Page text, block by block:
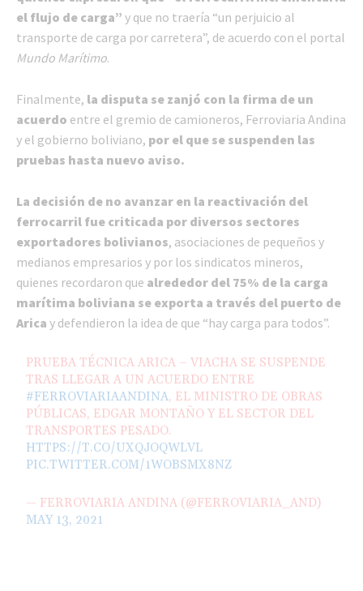
el flujo de carga” y que no traería “un perjuicio al
transporte de carga por carretera”, de acuerdo con el portal
Mundo Marítimo.
Finalmente, la disputa se zanjó con la firma de un
acuerdo entre el gremio de camioneros, Ferroviaria Andina
y el gobierno boliviano, por el que se suspenden las
pruebas hasta nuevo aviso.
La decisión de no avanzar en la reactivación del
ferrocarril fue criticada por diversos sectores
exportadores bolivianos, asociaciones de pequeños y
medianos empresarios y por los sindicatos mineros,
quienes recordaron que alrededor del 75% de la carga
marítima boliviana se exporta a través del puerto de
Arica y defendieron la idea de que “hay carga para todos”.
PRUEBA TÉCNICA ARICA – VIACHA SE SUSPENDE
TRAS LLEGAR A UN ACUERDO ENTRE
#FERROVIARIAANDINA, EL MINISTRO DE OBRAS
PÚBLICAS, EDGAR MONTAÑO Y EL SECTOR DEL
TRANSPORTES PESADO.
HTTPS://T.CO/UXQJOQWLVL
PIC.TWITTER.COM/1WOBSMX8NZ
— FERROVIARIA ANDINA (@FERROVIARIA_AND)
MAY 13, 2021